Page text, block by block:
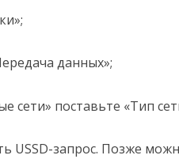
данных»;
сети» поставьте «Тип
USSD-запрос. Позже